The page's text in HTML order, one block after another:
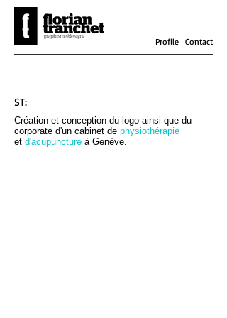
Profile Contact
ST:
Création et conception du logo ainsi que du
corporate d'un cabinet de physiothérapie
et d'acupuncture à Genève.